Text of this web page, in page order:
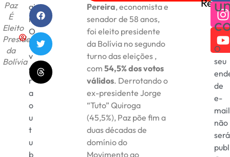
Paz
É
Eleito
Presidente
da
Bolívia
ai
r
O
li
v
ei
r
a
o
u
t
u
b
Pereira, economista e
senador de 58 anos,
foi eleito presidente
da Bolívia no segundo
turno das eleições ,
com54,5% dos votos
válidos. Derrotando o
ex-presidente Jorge
“Tuto” Quiroga
(45,5%), Paz põe fim a
duas décadas de
domínio do
Movimento ao
O
seu
de
e-
mail
não
será